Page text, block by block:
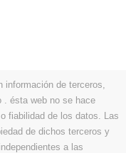
de terceros,
. ésta web no se hace
fiabilidad de los datos. Las
de dichos terceros y
a las